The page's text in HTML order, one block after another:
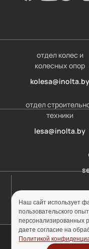
отдел колес и
колесных опор
kolesa@inolta.by
отдел
техники
lesa@inolta.by
© ООО
Наш сайт использует
пользовательского
персонализированных
даете согласие на
Политикой